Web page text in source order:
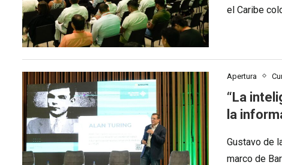
el Caribe
Apertura
“La
la
Gustavo de
marco de